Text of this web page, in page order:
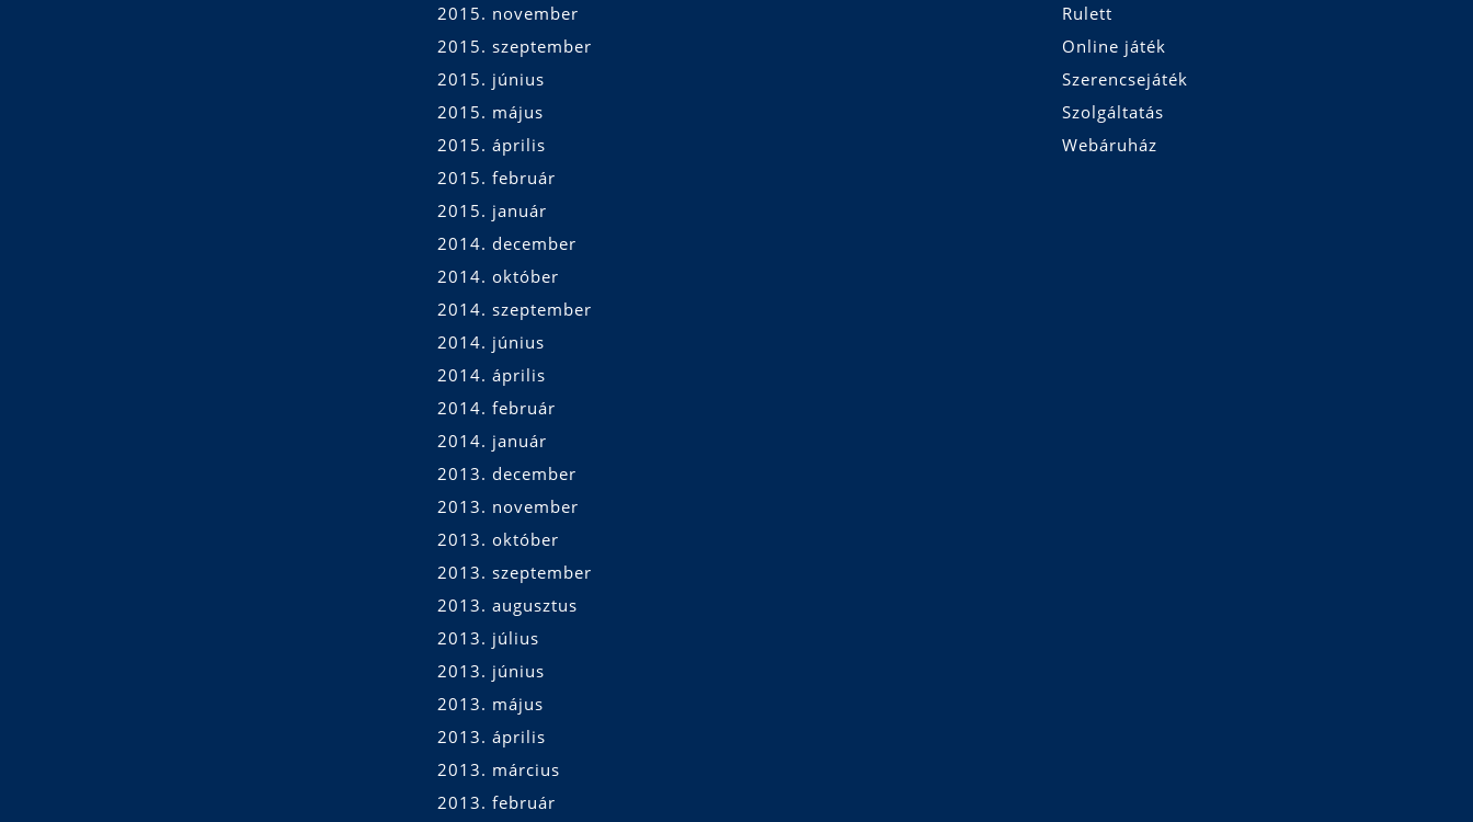
2015. november
2015. szeptember
2015. június
2015. május
2015. április
2015. február
2015. január
2014. december
2014. október
2014. szeptember
2014. június
2014. április
2014. február
2014. január
2013. december
2013. november
2013. október
2013. szeptember
2013. augusztus
2013. július
2013. június
2013. május
2013. április
2013. március
2013. február
Rulett
Online játék
Szerencsejáték
Szolgáltatás
Webáruház